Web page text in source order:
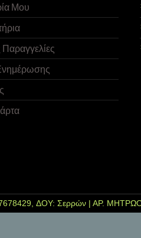
Μου
Παραγγελίες
ΔΟΥ: Σερρών | ΑΡ.